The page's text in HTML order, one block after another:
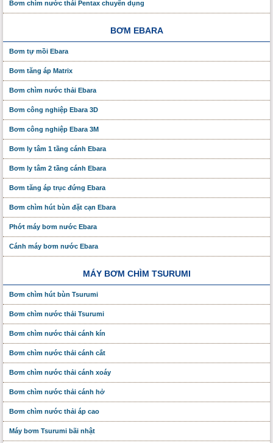
Bơm chìm nước thải Pentax chuyên dụng
BƠM EBARA
Bơm tự mồi Ebara
Bơm tăng áp Matrix
Bơm chìm nước thải Ebara
Bơm công nghiệp Ebara 3D
Bơm công nghiệp Ebara 3M
Bơm ly tâm 1 tầng cánh Ebara
Bơm ly tâm 2 tầng cánh Ebara
Bơm tăng áp trục đứng Ebara
Bơm chìm hút bùn đặt cạn Ebara
Phớt máy bơm nước Ebara
Cánh máy bơm nước Ebara
MÁY BƠM CHÌM TSURUMI
Bơm chìm hút bùn Tsurumi
Bơm chìm nước thải Tsurumi
Bơm chìm nước thải cánh kín
Bơm chìm nước thải cánh cắt
Bơm chìm nước thải cánh xoáy
Bơm chìm nước thải cánh hở
Bơm chìm nước thải áp cao
Máy bơm Tsurumi bãi nhật